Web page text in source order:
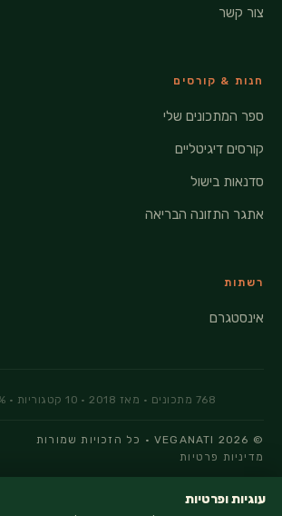
צור קשר
חנות & קורסים
ספר המתכונים שלי
קורסים דיגיטליים
סדנאות בישול
אתגר התזונה הבריאה
רשתות
אינסטגרם
© 2026 VEGANATI · כל הזכויות שמורות
מדיניות פרטיות
עוגיות ופרטיות